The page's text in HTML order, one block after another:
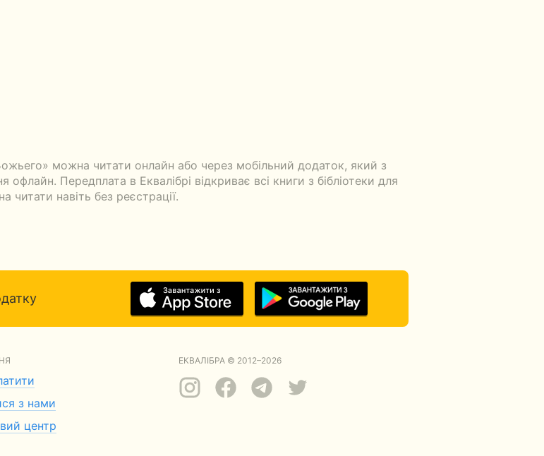
можна читати онлайн або через мобільний додаток, який з
Передплата в Еквалібрі відкриває всі книги з бібліотеки для
читати навіть без реєстрації.
з нами
центр
ЕКВАЛІБРА © 2012–2026